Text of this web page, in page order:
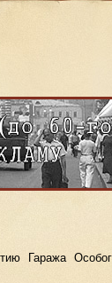
Гаража